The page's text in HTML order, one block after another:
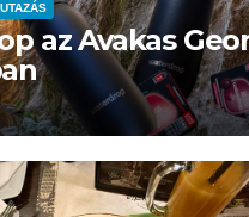
UTAZÁS
az Avakas